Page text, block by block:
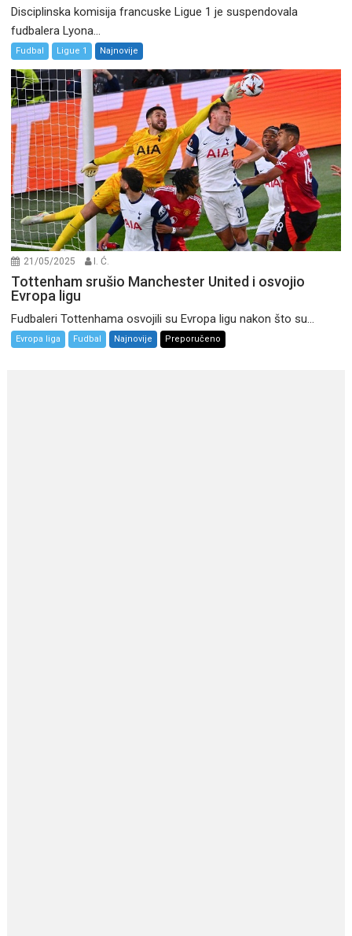
Disciplinska komisija francuske Ligue 1 je suspendovala
fudbalera Lyona...
Fudbal Ligue 1 Najnovije
21/05/2025 I. Ć.
Tottenham srušio Manchester United i osvojio
Evropa ligu
Fudbaleri Tottenhama osvojili su Evropa ligu nakon što su...
Evropa liga Fudbal Najnovije Preporučeno